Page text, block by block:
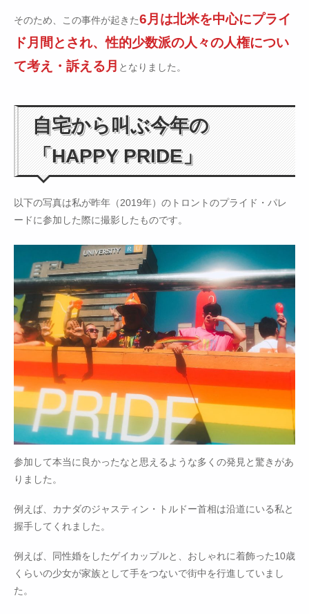
そのため、この事件が起きた6月は北米を中心にプライ
ド月間とされ、性的少数派の人々の人権につい
て考え・訴える月 となりました。
自宅から叫ぶ今年の
「HAPPY PRIDE」
以下の写真は私が昨年（2019年）のトロントのプライド・パレ
ードに参加した際に撮影したものです。
参加して本当に良かったなと思えるような多くの発見と驚きがあ
りました。
例えば、カナダのジャスティン・トルドー首相は沿道にいる私と
握手してくれました。
例えば、同性婚をしたゲイカップルと、おしゃれに着飾った10歳
くらいの少女が家族として手をつないで街中を行進していまし
た。